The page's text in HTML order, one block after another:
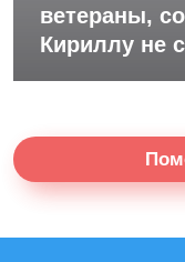
ветераны,
Кириллу не